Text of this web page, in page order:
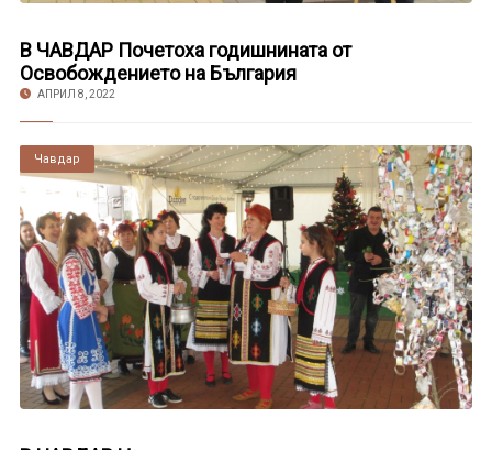
В ЧАВДАР Почетоха годишнината от
Освобождението на България
АПРИЛ 8, 2022
Чавдар